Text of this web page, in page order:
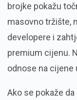
brojke pokažu
masovno tržište,
developere i
premium cijenu.
odnose na cijene
Ako se pokaže